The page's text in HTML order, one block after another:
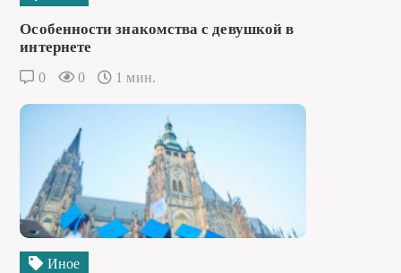
Особенности знакомства с девушкой в
интернете
0 0 1 мин.
Иное